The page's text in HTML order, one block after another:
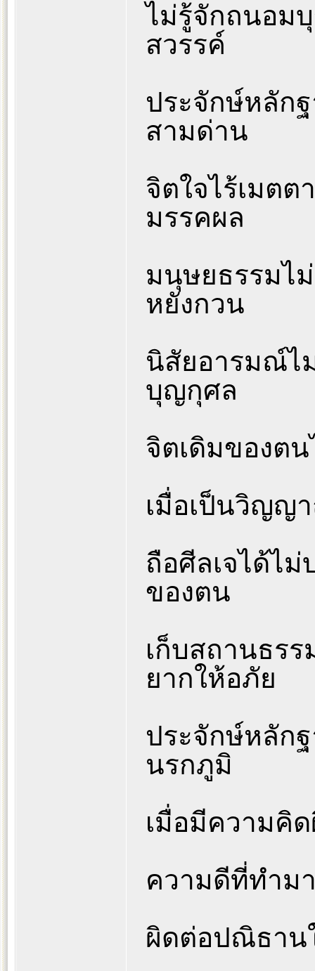
ไม่รู้จักถนอม
สวรรค์
ประจักษ์หลัก
สามด่าน
จิตใจไร้เมตต
มรรคผล
มนุษยธรรมไ
หยังกวน
นิสัยอารมณ์ไ
บุญกุศล
จิตเดิมของตน
เมื่อเป็นวิญญ
ถือศีลเจได้ไ
ของตน
เก็บสถานธร
ยากให้อภัย
ประจักษ์หลัก
นรกภูมิ
เมื่อมีความคิ
ความดีที่ทำม
ผิดต่อปณิธาน